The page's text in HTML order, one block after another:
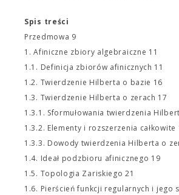
Spis treści
Przedmowa 9
1. Afiniczne zbiory algebraiczne 11
1.1. Definicja zbiorów afinicznych 11
1.2. Twierdzenie Hilberta o bazie 16
1.3. Twierdzenie Hilberta o zerach 17
1.3.1. Sformułowania twierdzenia
1.3.2. Elementy i rozszerzenia całkowite
1.3.3. Dowody twierdzenia Hilberta o
1.4. Ideał podzbioru afinicznego 19
1.5. Topologia Zariskiego 21
1.6. Pierścień funkcji regularnych i jego